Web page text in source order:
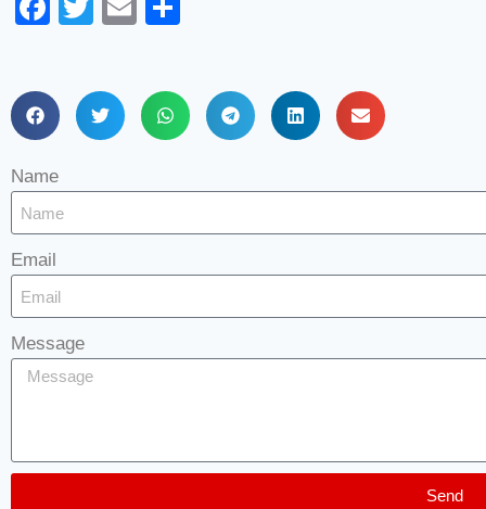
Name
Email
Message
Send